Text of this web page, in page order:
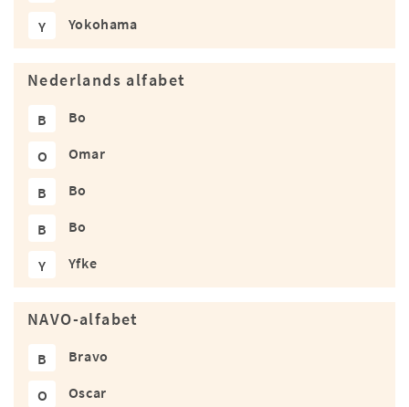
Y Yokohama
Nederlands alfabet
B Bo
O Omar
B Bo
B Bo
Y Yfke
NAVO-alfabet
B Bravo
O Oscar